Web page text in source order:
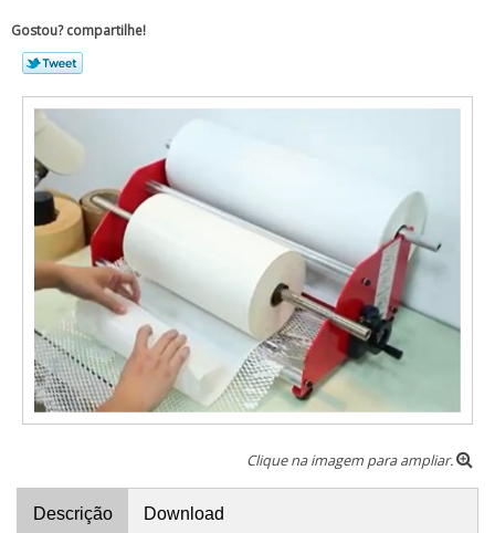
Gostou? compartilhe!
Clique na imagem para ampliar.
Descrição Download